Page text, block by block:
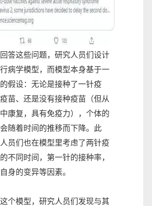
这些问题，研究人员们设计
病学模型，而模型本身基于一
假设：无论是接种了一针疫
苗、还是没有接种疫苗（但从
康复，具有免疫力），个体的
随着时间的推移而下降。此
员们也在模型里考虑了两针疫
不同时间，第一针的接种率，
身的变异等因素。
模型，研究人员们发现与其